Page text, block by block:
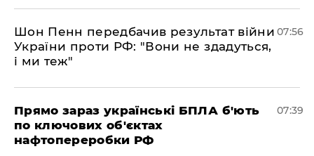
Шон Пенн передбачив результат війни
України проти РФ: "Вони не здадуться,
і ми теж"
07:56
Прямо зараз українські БПЛА б'ють
по ключових об'єктах
нафтопереробки РФ
07:39